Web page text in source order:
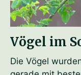
Vögel im
Die Vögel